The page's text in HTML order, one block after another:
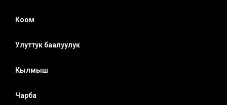
Коом
Улуттук баалуулук
Кылмыш
Чарба